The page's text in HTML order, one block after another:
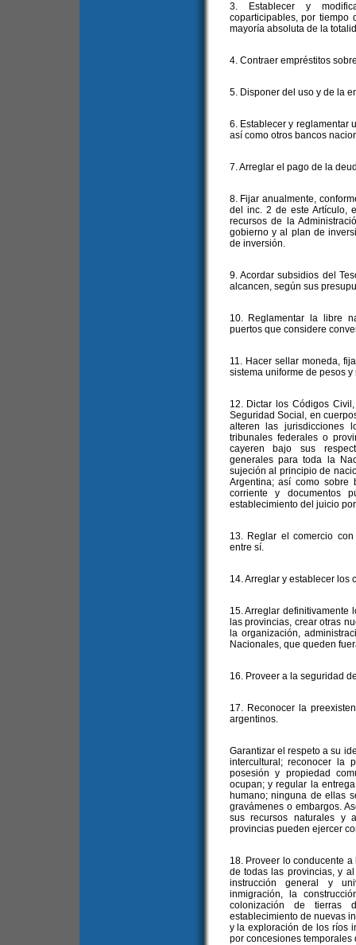
3. Establecer y
coparticipables, por tiempo
mayoría absoluta de la
4. Contraer empréstitos
5. Disponer del uso y de la
6. Establecer y reglamentar
así como otros bancos
7. Arreglar el pago de la
8. Fijar anualmente,
del inc. 2 de este Artículo,
recursos de la
gobierno y al plan de
de inversión.
9. Acordar subsidios del
alcancen, según sus
10. Reglamentar la libre
puertos que considere
11. Hacer sellar moneda,
sistema uniforme de pesos
12. Dictar los Códigos
Seguridad Social, en
alteren las jurisdicciones
tribunales federales o
cayeren bajo sus
generales para toda la
sujeción al principio de
Argentina; así como sobre
corriente y documentos
establecimiento del juicio
13. Reglar el comercio
entre sí.
14. Arreglar y establecer los
15. Arreglar
las provincias, crear otras
la organización,
Nacionales, que queden
16. Proveer a la seguridad
17. Reconocer la
argentinos.
Garantizar el respeto a su
intercultural; reconocer la
posesión y propiedad
ocupan; y regular la
humano; ninguna de ellas
gravámenes o embargos.
sus recursos naturales y
provincias pueden ejercer
18. Proveer lo conducente
de todas las provincias, y
instrucción general y
inmigración, la
colonización de tierras
establecimiento de nuevas
y la exploración de los ríos
por concesiones